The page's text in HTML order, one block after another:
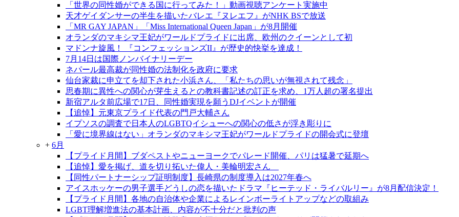
「世界の同性婚ができる国に行ってみた！」動画視聴アンケート実施中
天才ゲイダンサーの半生を描いたバレエ『ヌレエフ』がNHK BSで放送
「MR GAY JAPAN」「Miss International Queen Japan」が8月開催
オランダのマキシマ王妃がワールドプライドに出席、欧州のクイーンとして初
マドンナ旋風！ 『コンフェッションズII』が歴史的快挙を達成！
7月14日は国際ノンバイナリーデー
ネパール最高裁が同性婚の法制化を政府に要求
仙台家裁に申立てを却下された小浜さん、「私たちの思いが無視されて残念」
思春期に異性への関心が芽生えるとの教科書記述の訂正を求め、1万人超の署名提出
新宿アルタ前広場で17日、同性婚実現を願うDJイベントが開催
【追悼】元東京プライド代表の門戸大輔さん
イプソスの調査で日本人のLGBTQイシューへの関心の低さが浮き彫りに
「愛に境界線はない」オランダのマキシマ王妃がワールドプライドの開会式に登壇
+ 6月
【プライド月間】ブダペストやニューヨークでパレード開催、パリは猛暑で延期へ
【追悼】愛を掲げ、道を切り拓いた偉人・美輪明宏さん
【同性パートナーシップ証明制度】長崎県の制度導入は2027年春へ
アイスホッケーの男子選手どうしの恋を描いたドラマ『ヒーテッド・ライバルリー』が8月配信決定！
【プライド月間】各地の自治体や企業によるレインボーライトアップなどの取組み
LGBT理解増進法の基本計画、内容が不十分だと批判の声